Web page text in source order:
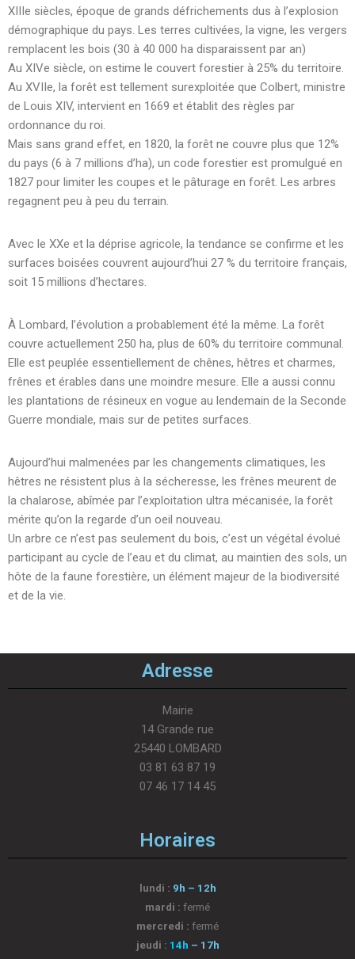
XIIIe siècles, époque de grands défrichements dus à l’explosion
démographique du pays. Les terres cultivées, la vigne, les vergers
remplacent les bois (30 à 40 000 ha disparaissent par an)
Au XIVe siècle, on estime le couvert forestier à 25% du territoire.
Au XVIIe, la forêt est tellement surexploitée que Colbert, ministre
de Louis XIV, intervient en 1669 et établit des règles par
ordonnance du roi.
Mais sans grand effet, en 1820, la forêt ne couvre plus que 12%
du pays (6 à 7 millions d’ha), un code forestier est promulgué en
1827 pour limiter les coupes et le pâturage en forêt. Les arbres
regagnent peu à peu du terrain.
Avec le XXe et la déprise agricole, la tendance se confirme et les
surfaces boisées couvrent aujourd’hui 27 % du territoire français,
soit 15 millions d’hectares.
À Lombard, l’évolution a probablement été la même. La forêt
couvre actuellement 250 ha, plus de 60% du territoire communal.
Elle est peuplée essentiellement de chênes, hêtres et charmes,
frênes et érables dans une moindre mesure. Elle a aussi connu
les plantations de résineux en vogue au lendemain de la Seconde
Guerre mondiale, mais sur de petites surfaces.
Aujourd’hui malmenées par les changements climatiques, les
hêtres ne résistent plus à la sécheresse, les frênes meurent de
la chalarose, abîmée par l’exploitation ultra mécanisée, la forêt
mérite qu’on la regarde d’un oeil nouveau.
Un arbre ce n’est pas seulement du bois, c’est un végétal évolué
participant au cycle de l’eau et du climat, au maintien des sols, un
hôte de la faune forestière, un élément majeur de la biodiversité
et de la vie.
Adresse
Mairie
14 Grande rue
25440 LOMBARD
03 81 63 87 19
07 46 17 14 45
Horaires
lundi : 9h – 12h
mardi : fermé
mercredi : fermé
jeudi : 14h – 17h